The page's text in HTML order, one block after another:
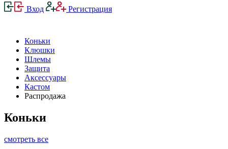
Вход Регистрация
Коньки
Клюшки
Шлемы
Защита
Аксессуары
Кастом
Распродажа
Коньки
смотреть все